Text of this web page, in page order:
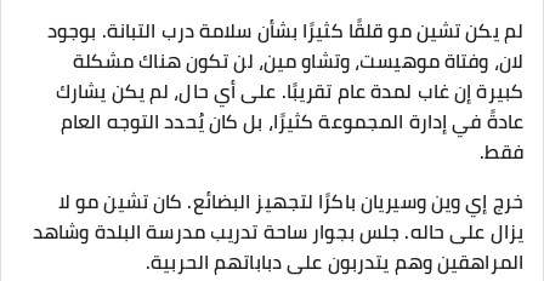
لم يكن تشين مو قلقًا كثيرًا بشأن سلامة درب التبانة. بوجود
لان، وفتاة موهيست، وتشاو مين، لن تكون هناك مشكلة
كبيرة إن غاب لمدة عام تقريبًا. على أي حال، لم يكن يشارك
عادةً في إدارة المجموعة كثيرًا، بل كان يُحدد التوجه العام
فقط.
خرج إي وين وسيريان باكرًا لتجهيز البضائع. كان تشين مو لا
يزال على حاله. جلس بجوار ساحة تدريب مدرسة البلدة وشاهد
المراهقين وهم يتدربون على دباباتهم الحربية.